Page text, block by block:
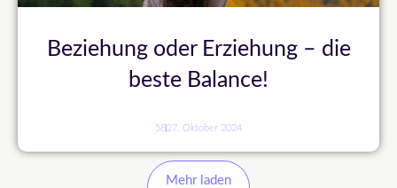
Beziehung oder Erziehung – die
beste Balance!
5827. Oktober 2024
Mehr laden